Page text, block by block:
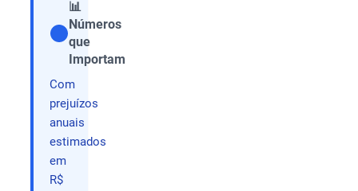
📊
Números
que
Importam
Com
prejuízos
anuais
estimados
em
R$